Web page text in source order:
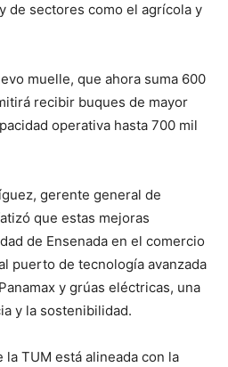
de sectores como el agrícola y
muelle, que ahora suma 600
recibir buques de mayor
operativa hasta 700 mil
gerente general de
que estas mejoras
de Ensenada en el comercio
puerto de tecnología avanzada
y grúas eléctricas, una
y la sostenibilidad.
la TUM está alineada con la